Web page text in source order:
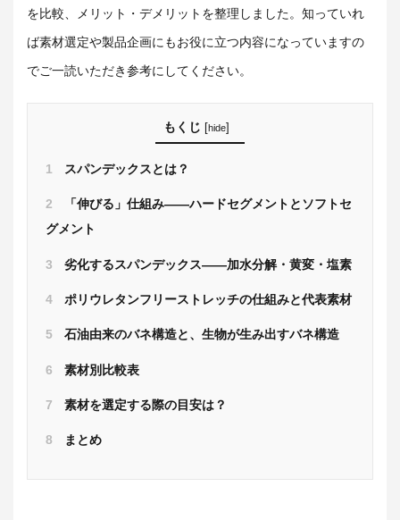
を比較、メリット・デメリットを整理しました。知っていれ
ば素材選定や製品企画にもお役に立つ内容になっていますの
でご一読いただき参考にしてください。
もくじ hide]
1 スパンデックスとは？
2
「伸びる」仕組み――ハードセグメントとソフトセ
グメント
3 劣化するスパンデックス――加水分解・黄変・塩素
4 ポリウレタンフリーストレッチの仕組みと代表素材
5 石油由来のバネ構造と、生物が生み出すバネ構造
6 素材別比較表
7 素材を選定する際の目安は？
8 まとめ